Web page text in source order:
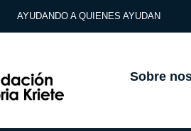
AYUDANDO A QUIENES AYUDAN
Sobre